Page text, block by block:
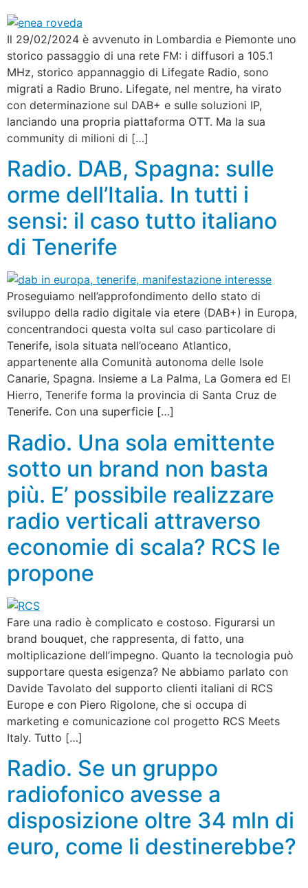
Il 29/02/2024 è avvenuto in Lombardia e Piemonte uno
storico passaggio di una rete FM: i diffusori a 105.1
MHz, storico appannaggio di Lifegate Radio, sono
migrati a Radio Bruno. Lifegate, nel mentre, ha virato
con determinazione sul DAB+ e sulle soluzioni IP,
lanciando una propria piattaforma OTT. Ma la sua
community di milioni di […]
Radio. DAB, Spagna: sulle
orme dell’Italia. In tutti i
sensi: il caso tutto italiano
di Tenerife
Proseguiamo nell’approfondimento dello stato di
sviluppo della radio digitale via etere (DAB+) in Europa,
concentrandoci questa volta sul caso particolare di
Tenerife, isola situata nell’oceano Atlantico,
appartenente alla Comunità autonoma delle Isole
Canarie, Spagna. Insieme a La Palma, La Gomera ed El
Hierro, Tenerife forma la provincia di Santa Cruz de
Tenerife. Con una superficie […]
Radio. Una sola emittente
sotto un brand non basta
più. E’ possibile realizzare
radio verticali attraverso
economie di scala? RCS le
propone
Fare una radio è complicato e costoso. Figurarsi un
brand bouquet, che rappresenta, di fatto, una
moltiplicazione dell’impegno. Quanto la tecnologia può
supportare questa esigenza? Ne abbiamo parlato con
Davide Tavolato del supporto clienti italiani di RCS
Europe e con Piero Rigolone, che si occupa di
marketing e comunicazione col progetto RCS Meets
Italy. Tutto […]
Radio. Se un gruppo
radiofonico avesse a
disposizione oltre 34 mln di
euro, come li destinerebbe?